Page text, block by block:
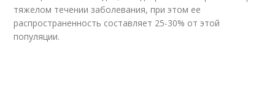
тяжелом течении заболевания, при этом ее
распространенность составляет 25-30% от этой
популяции.